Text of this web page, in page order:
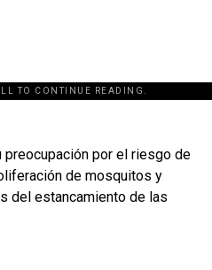
TO CONTINUE READING.
por el riesgo de
de mosquitos y
del estancamiento de las